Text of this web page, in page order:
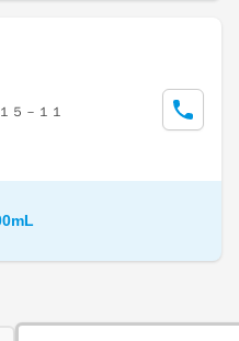
５－１１